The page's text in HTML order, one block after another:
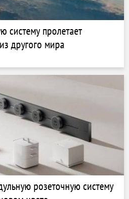
систему пролетает
другого мира
розеточную систему